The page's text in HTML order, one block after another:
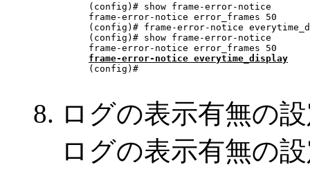
(config)# show frame-error-notice
frame-error-notice error_frames 50
(config)# frame-error-notice
(config)# show frame-error-notice
frame-error-notice everytime_display
(config)#
ログの表示有無の
ログの表示有無の